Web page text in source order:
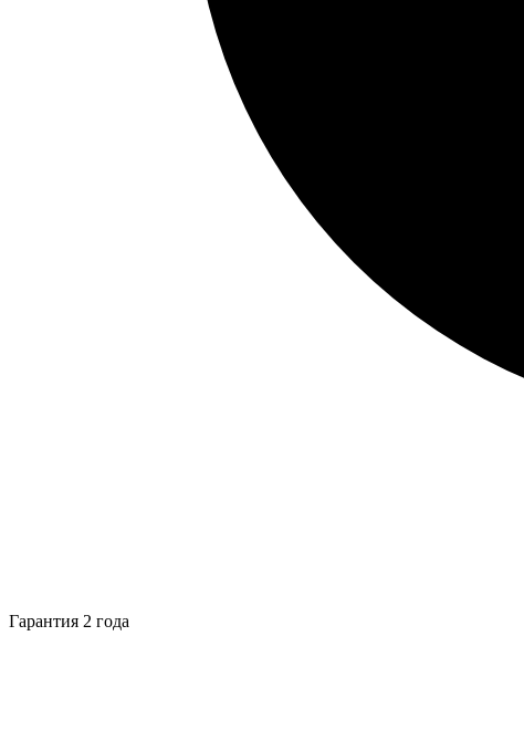
Гарантия 2 года